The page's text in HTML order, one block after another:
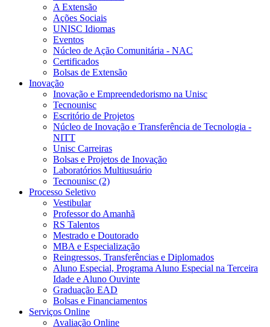
A Extensão
Ações Sociais
UNISC Idiomas
Eventos
Núcleo de Ação Comunitária - NAC
Certificados
Bolsas de Extensão
Inovação
Inovação e Empreendedorismo na Unisc
Tecnounisc
Escritório de Projetos
Núcleo de Inovação e Transferência de Tecnologia -
NITT
Unisc Carreiras
Bolsas e Projetos de Inovação
Laboratórios Multiusuário
Tecnounisc (2)
Processo Seletivo
Vestibular
Professor do Amanhã
RS Talentos
Mestrado e Doutorado
MBA e Especialização
Reingressos, Transferências e Diplomados
Aluno Especial, Programa Aluno Especial na Terceira
Idade e Aluno Ouvinte
Graduação EAD
Bolsas e Financiamentos
Serviços Online
Avaliação Online